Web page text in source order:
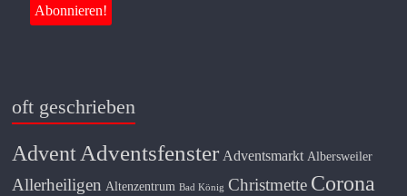
oft geschrieben
Advent Adventsfenster Adventsmarkt Albersweiler
Allerheiligen Altenzentrum Bad König Christmette Corona